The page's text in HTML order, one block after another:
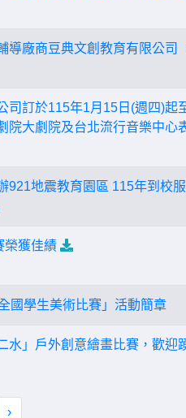
導廠商豆典文創教育有限公
司訂於115年1月15日(週四)
院大劇院及台北流行音樂中
921地震教育園區 115年到校
榮獲佳績
國學生美術比賽」活動簡章
水」戶外創意繪畫比賽，歡迎
›